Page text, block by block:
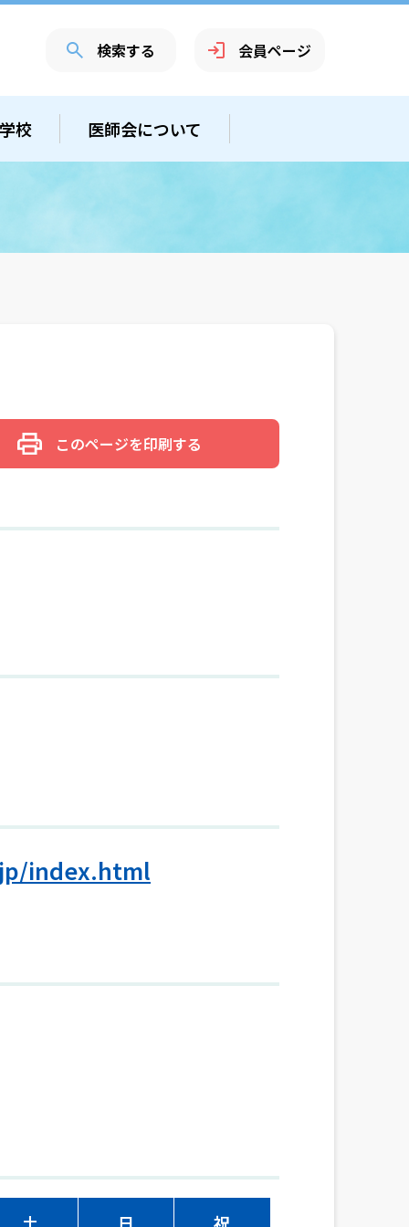
検索する 会員ページ
校 医師会について
このページを印刷する
index.html